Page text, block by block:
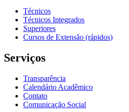
Técnicos
Técnicos Integrados
Superiores
Cursos de Extensão (rápidos)
Serviços
Transparência
Calendário Acadêmico
Contato
Comunicação Social